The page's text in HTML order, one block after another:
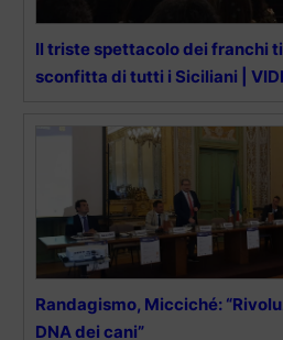
Il triste spettacolo dei franchi
sconfitta di tutti i Siciliani |
Randagismo, Micciché:
DNA dei cani”